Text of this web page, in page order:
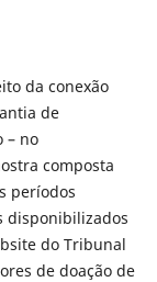
da conexão
de
– no
composta
períodos
disponibilizados
do Tribunal
de doação de